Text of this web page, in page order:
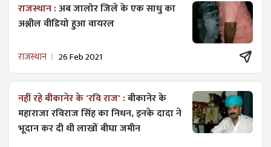
राजस्थान :अब जालोर जिले के एक साधु का
अश्लील वीडियो हुआ वायरल
राजस्थान 26 Feb 2021
नहीं रहे बीकानेर के 'रवि राज' :बीकानेर के
महाराजा रविराज सिंह का निधन, इनके दादा ने
भूदान कर दी थी लाखों बीघा जमीन